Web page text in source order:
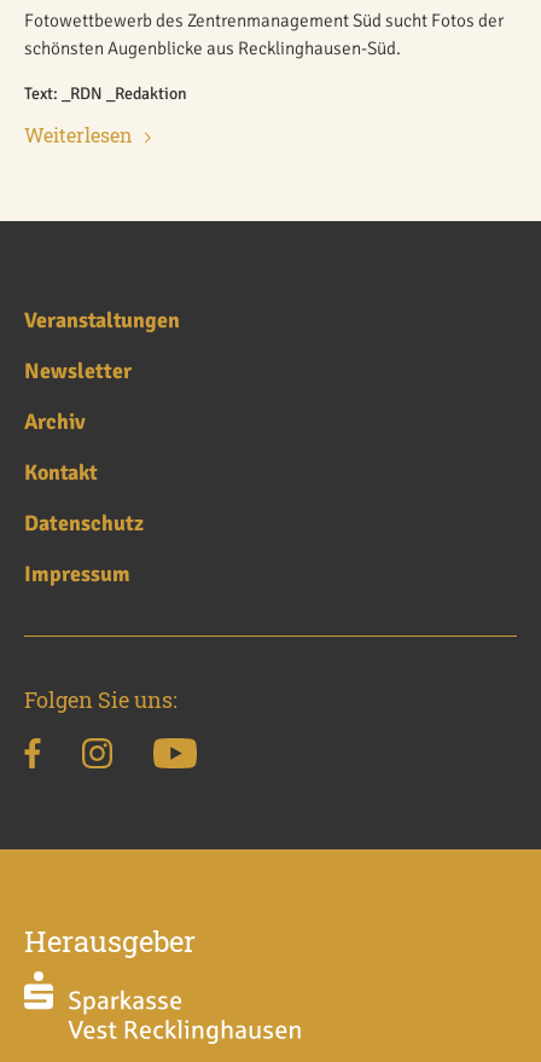
Fotowettbewerb des Zentrenmanagement Süd sucht Fotos der
schönsten Augenblicke aus Recklinghausen-Süd.
Text: _RDN _Redaktion
Weiterlesen
Veranstaltungen
Newsletter
Archiv
Kontakt
Datenschutz
Impressum
Folgen Sie uns:
Herausgeber